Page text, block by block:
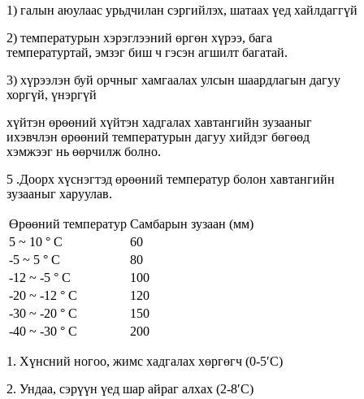
1) галын аюулаас урьдчилан сэргийлэх, шатаах үед хайлдаггүй
2) температурын хэрэглээний өргөн хүрээ, бага
температуртай, эмзэг биш ч гэсэн агшилт багатай.
3) хүрээлэн буй орчныг хамгаалах улсын шаардлагын дагуу
хоргүй, үнэргүй
хүйтэн өрөөний хүйтэн хадгалах хавтангийн зузааныг
ихэвчлэн өрөөний температурын дагуу хийдэг бөгөөд
хэмжээг нь өөрчилж болно.
5 .Доорх хүснэгтэд өрөөний температур болон хавтангийн
зузааныг харуулав.
Өрөөний температур Самбарын зузаан (мм)
5 ~ 10 ° C
60
-5 ~ 5 ° C
80
-12 ~ -5 ° C
100
-20 ~ -12 ° C
120
-30 ~ -20 ° C
150
-40 ~ -30 ° C
200
1. Хүнсний ногоо, жимс хадгалах хөргөгч (0-5′C)
2. Ундаа, сэрүүн үед шар айраг алхах (2-8′C)